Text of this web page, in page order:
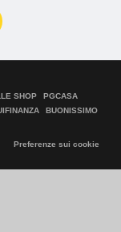
SHOP
PGCASA
BUONISSIMO
Preferenze sui cookie